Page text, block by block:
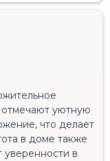
отмечают уютную
что делает
в доме также
уверенности в